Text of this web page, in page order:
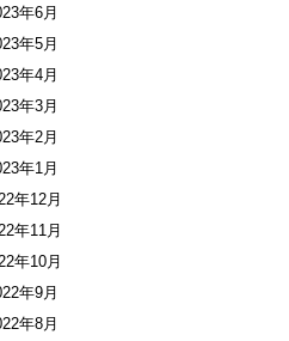
年6月
年5月
年4月
年3月
年2月
年1月
年12月
年11月
年10月
年9月
年8月